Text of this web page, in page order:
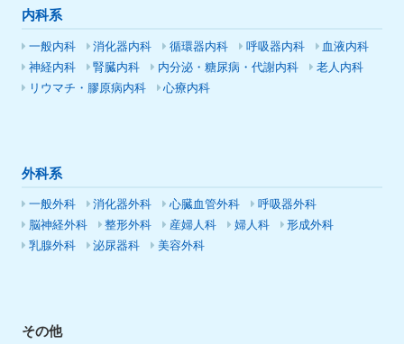
内科系
一般内科 消化器内科 循環器内科 呼吸器内科
血液内科
神経内科
腎臓内科 内分泌・糖尿病・代謝内科
老人内科
リウマチ・膠原病内科
心療内科
外科系
一般外科 消化器外科 心臓血管外科
呼吸器外科
脳神経外科
整形外科 産婦人科 婦人科
形成外科
乳腺外科
泌尿器科 美容外科
その他